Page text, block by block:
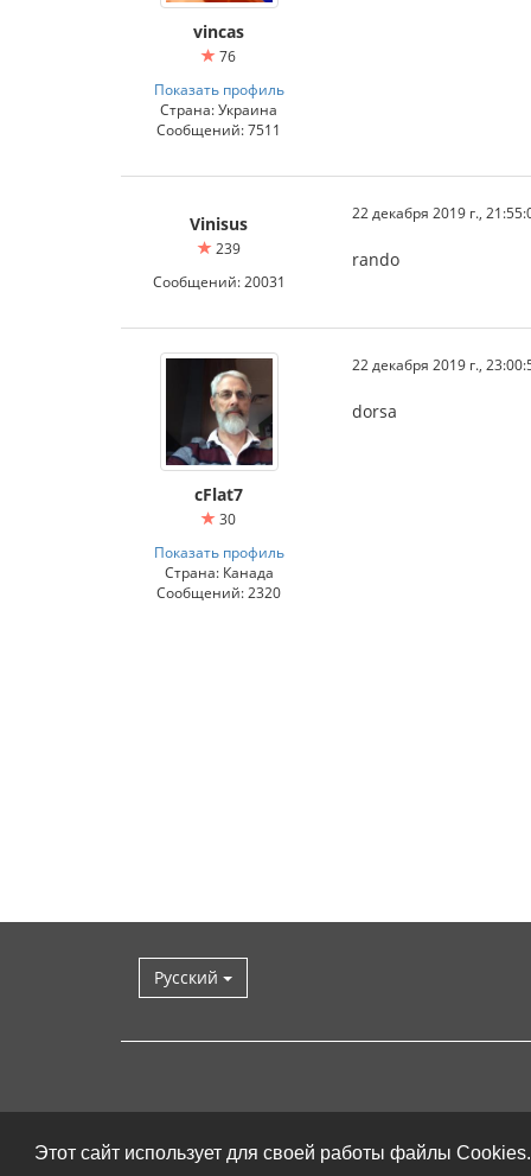
Этот сайт использует для своей работы файлы Cookies.
vincas
76
Показать профиль
Страна: Украина
Сообщений: 7511
Vinisus
239
Сообщений: 20031
22 декабря 2019 г.,
rando
cFlat7
30
Показать профиль
Страна: Канада
Сообщений: 2320
22 декабря 2019 г.,
dorsa
Русский